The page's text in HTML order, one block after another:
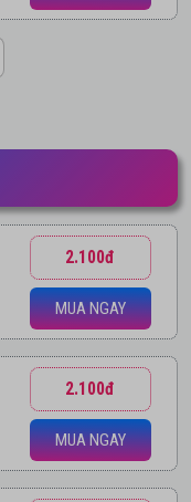
2.100đ
MUA NGAY
2.100đ
MUA NGAY